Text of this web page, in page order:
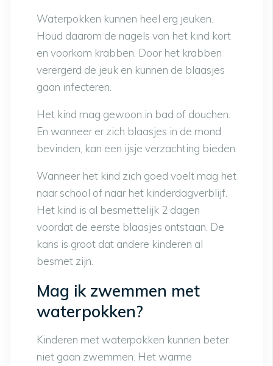
Waterpokken kunnen heel erg jeuken.
Houd daarom de nagels van het kind kort
en voorkom krabben. Door het krabben
verergerd de jeuk en kunnen de blaasjes
gaan infecteren.
Het kind mag gewoon in bad of douchen.
En wanneer er zich blaasjes in de mond
bevinden, kan een ijsje verzachting bieden.
Wanneer het kind zich goed voelt mag het
naar school of naar het kinderdagverblijf.
Het kind is al besmettelijk 2 dagen
voordat de eerste blaasjes ontstaan. De
kans is groot dat andere kinderen al
besmet zijn.
Mag ik zwemmen met
waterpokken?
Kinderen met waterpokken kunnen beter
niet gaan zwemmen. Het warme